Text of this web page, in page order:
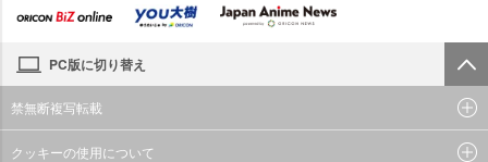
PC版に切り替え
禁無断複写転載
クッキーの使用について